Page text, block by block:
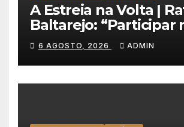
A Estreia na Volta |
Baltarejo: “Participar
a Portugal é o sonho
qualquer ciclista”
6 AGOSTO, 2026 ADMIN